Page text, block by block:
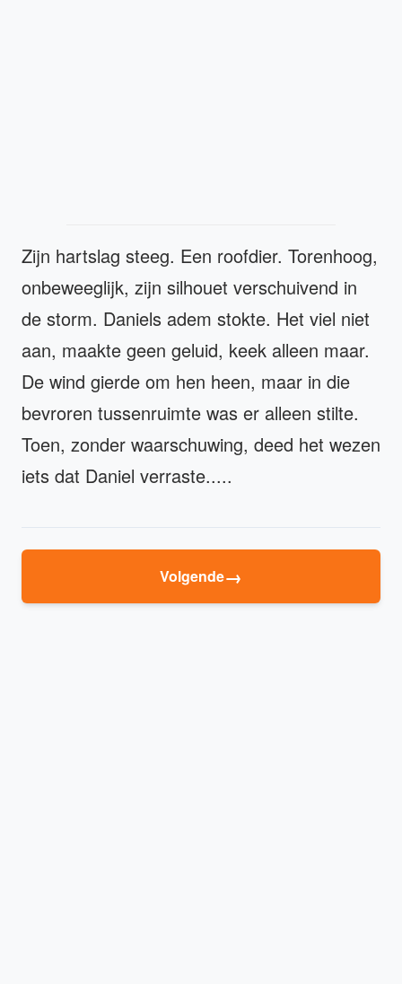
Zijn hartslag steeg. Een roofdier. Torenhoog,
onbeweeglijk, zijn silhouet verschuivend in
de storm. Daniels adem stokte. Het viel niet
aan, maakte geen geluid, keek alleen maar.
De wind gierde om hen heen, maar in die
bevroren tussenruimte was er alleen stilte.
Toen, zonder waarschuwing, deed het wezen
iets dat Daniel verraste.....
Volgende→